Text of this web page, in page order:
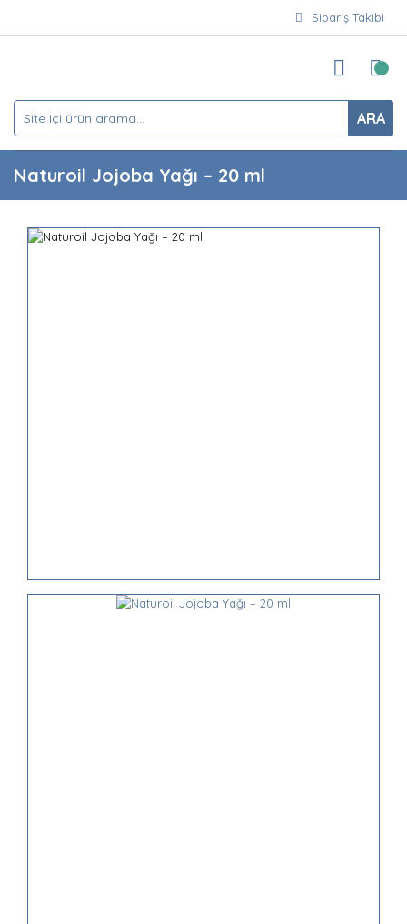
Sipariş Takibi
ARA
Naturoil Jojoba Yağı – 20 ml